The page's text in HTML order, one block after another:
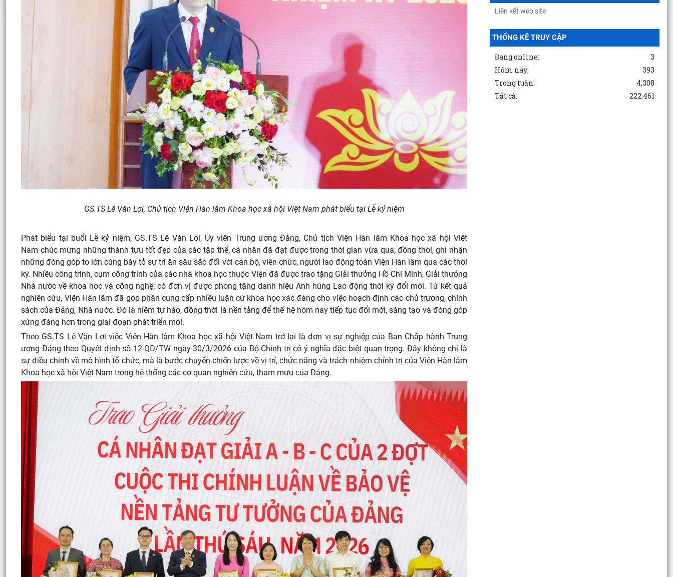
GS.TS Lê Văn Lợi, Chủ tịch Viện Hàn lâm Khoa học xã hội Việt Nam phát biểu tại Lễ kỷ niệm
Phát biểu tại buổi Lễ kỷ niệm, GS.TS Lê Văn Lợi, Ủy viên Trung ương Đảng, Chủ tịch Viện Hàn lâm Khoa học xã hội Việt
Nam chúc mừng những thành tựu tốt đẹp của các tập thể, cá nhân đã đạt được trong thời gian vừa qua; đồng thời, ghi nhận
những đóng góp to lớn cùng bày tỏ sự tri ân sâu sắc đối với cán bộ, viên chức, người lao động toàn Viện Hàn lâm qua các thời
kỳ. Nhiều công trình, cụm công trình của các nhà khoa học thuộc Viện đã được trao tặng Giải thưởng Hồ Chí Minh, Giải thưởng
Nhà nước về khoa học và công nghệ; có đơn vị được phong tặng danh hiệu Anh hùng Lao động thời kỳ đổi mới. Từ kết quả
nghiên cứu, Viện Hàn lâm đã góp phần cung cấp nhiều luận cứ khoa học xác đáng cho việc hoạch định các chủ trương, chính
sách của Đảng, Nhà nước. Đó là niềm tự hào, đồng thời là nền tảng để thế hệ hôm nay tiếp tục đổi mới, sáng tạo và đóng góp
xứng đáng hơn trong giai đoạn phát triển mới.
Theo GS.TS Lê Văn Lợi việc Viện Hàn lâm Khoa học xã hội Việt Nam trở lại là đơn vị sự nghiệp của Ban Chấp hành Trung
ương Đảng theo Quyết định số 12-QĐ/TW ngày 30/3/2026 của Bộ Chính trị có ý nghĩa đặc biệt quan trọng. Đây không chỉ là
sự điều chỉnh về mô hình tổ chức, mà là bước chuyển chiến lược về vị trí, chức năng và trách nhiệm chính trị của Viện Hàn lâm
Khoa học xã hội Việt Nam trong hệ thống các cơ quan nghiên cứu, tham mưu của Đảng.
THỐNG KÊ TRUY CẬP
Đang online:
3
Hôm nay:
393
Trong tuần:
4,308
Tất cả:
222,461